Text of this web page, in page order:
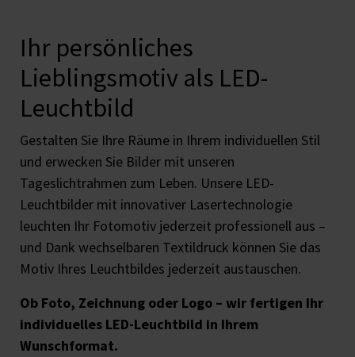
Ihr persönliches
Lieblingsmotiv als LED-
Leuchtbild
Gestalten Sie Ihre Räume in Ihrem individuellen Stil
und erwecken Sie Bilder mit unseren
Tageslichtrahmen zum Leben. Unsere LED-
Leuchtbilder mit innovativer Lasertechnologie
leuchten Ihr Fotomotiv jederzeit professionell aus –
und Dank wechselbaren Textildruck können Sie das
Motiv Ihres Leuchtbildes jederzeit austauschen.
Ob Foto, Zeichnung oder Logo – wir fertigen Ihr
individuelles LED-Leuchtbild in Ihrem
Wunschformat.